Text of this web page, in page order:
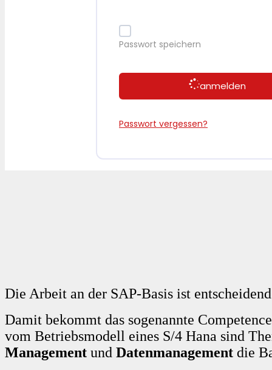
Passwort speichern
anmelden
Passwort vergessen?
Die Arbeit an der SAP-Basis ist
Damit bekommt das sogenannte
vom Betriebsmodell eines S/4 Hana sind
Management und Datenmanagement die